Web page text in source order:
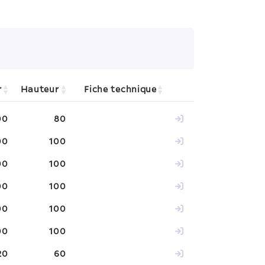
Hauteur Fiche technique
80
100
100
100
100
100
60